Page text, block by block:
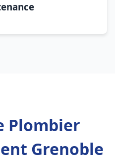
Plombier
Grenoble